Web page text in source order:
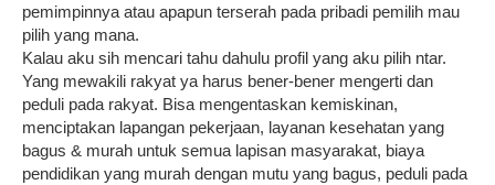
pemimpinnya atau apapun terserah pada pribadi pemilih mau
pilih yang mana.
Kalau aku sih mencari tahu dahulu profil yang aku pilih ntar.
Yang mewakili rakyat ya harus bener-bener mengerti dan
peduli pada rakyat. Bisa mengentaskan kemiskinan,
menciptakan lapangan pekerjaan, layanan kesehatan yang
bagus & murah untuk semua lapisan masyarakat, biaya
pendidikan yang murah dengan mutu yang bagus, peduli pada